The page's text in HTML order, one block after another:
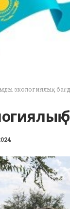
экологиялық